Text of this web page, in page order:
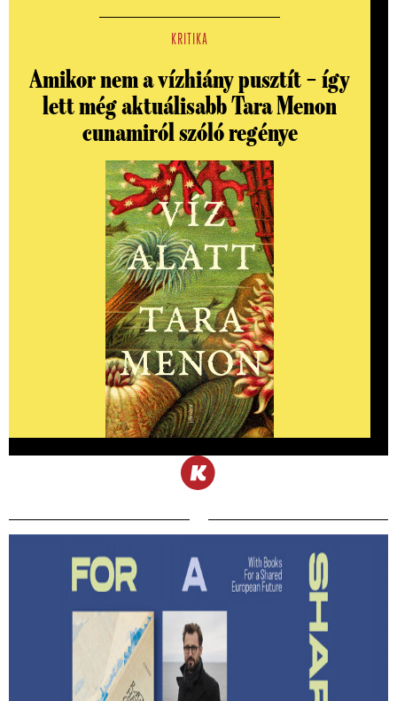
KRITIKA
Amikor nem a vízhiány pusztít – így
lett még aktuálisabb Tara Menon
cunamiról szóló regénye